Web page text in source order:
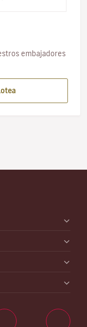
embajadores